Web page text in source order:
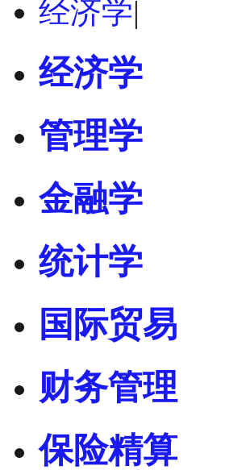
经济学|
经济学
管理学
金融学
统计学
国际贸易
财务管理
保险精算